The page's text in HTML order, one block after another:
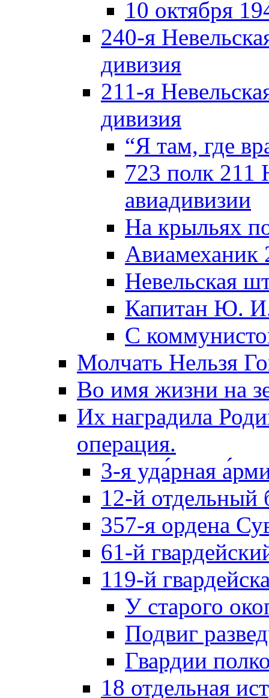
10 октября
240-я
дивизия
211-я
дивизия
“Я там, где
723 полк 211
авиадивизии
На крыльях
Невельская
Капитан Ю.
С
Молчать Нельзя
Во имя жизни на
Их наградила
операция.
3-я уда́рная
12-й отдельный
357-я ордена
61-й
119-й
У старого
Подвиг
Гвардии
18 отдельная